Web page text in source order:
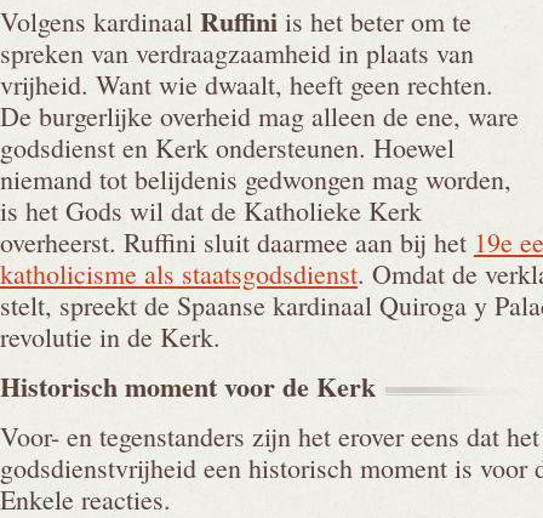
Volgens kardinaal Ruffini is het beter om te
spreken van verdraagzaamheid in plaats van
vrijheid. Want wie dwaalt, heeft geen rechten.
De burgerlijke overheid mag alleen de ene, ware
godsdienst en Kerk ondersteunen. Hoewel
niemand tot belijdenis gedwongen mag worden,
is het Gods wil dat de Katholieke Kerk
overheerst. Ruffini sluit daarmee aan bij het 19e
katholicisme als staatsgodsdienst. Omdat de
stelt, spreekt de Spaanse kardinaal Quiroga y
revolutie in de Kerk.
Historisch moment voor deKerk
Voor- en tegenstanders zijn het erover eens dat
godsdienstvrijheid een historisch moment is
Enkele reacties.